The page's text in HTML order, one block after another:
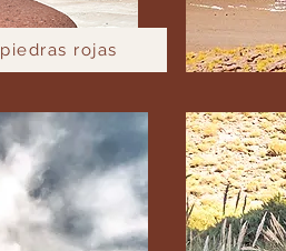
piedras rojas